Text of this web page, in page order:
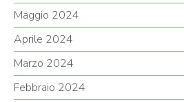
Maggio 2024
Aprile 2024
Marzo 2024
Febbraio 2024